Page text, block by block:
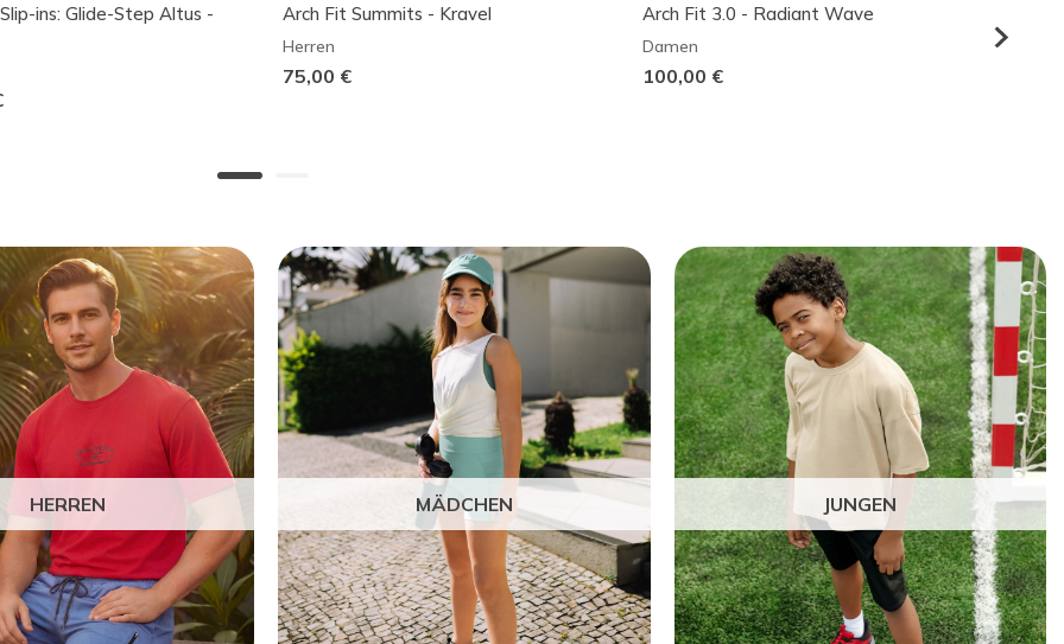
ins: Glide-Step Altus -
Arch Fit Summits - Kravel
Herren
75,00 €
Arch Fit 3.0 - Radiant Wave
Damen
100,00 €
Herren
HERREN MÄDCHEN JUNGEN